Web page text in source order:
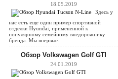
18.05.2019
Здесь у
нас есть еще один пример спортивной
отделки Hyundai, примененной к
популярному семейному внедорожнику
бренда. Мы впервые..
Обзор Volkswagen Golf GTI
24.01.2019